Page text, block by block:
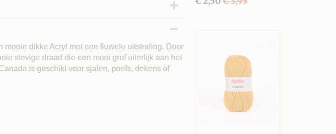
mooie dikke Acryl met een fluwele uitstraling. Door
stevige draad die een mooi grof uiterlijk aan het
is geschikt voor sjalen, poefs, dekens of